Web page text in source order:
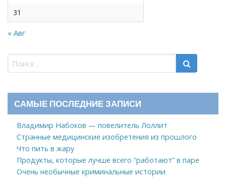
31
« Авг
САМЫЕ ПОСЛЕДНИЕ ЗАПИСИ
Владимир Набоков — повелитель Лоллит
Странные медицинские изобретения из прошлого
Что пить в жару
Продукты, которые лучше всего “работают” в паре
Очень необычные криминальные истории